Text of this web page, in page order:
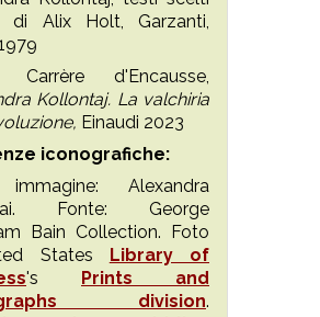
di Alix Holt, Garzanti,
Carrère d'Encausse,
Kollontaj. La valchiria
Einaudi 2023
iconografiche:
Alexandra
Fonte: George
Bain Collection. Foto
States Library of
's Prints and
division.